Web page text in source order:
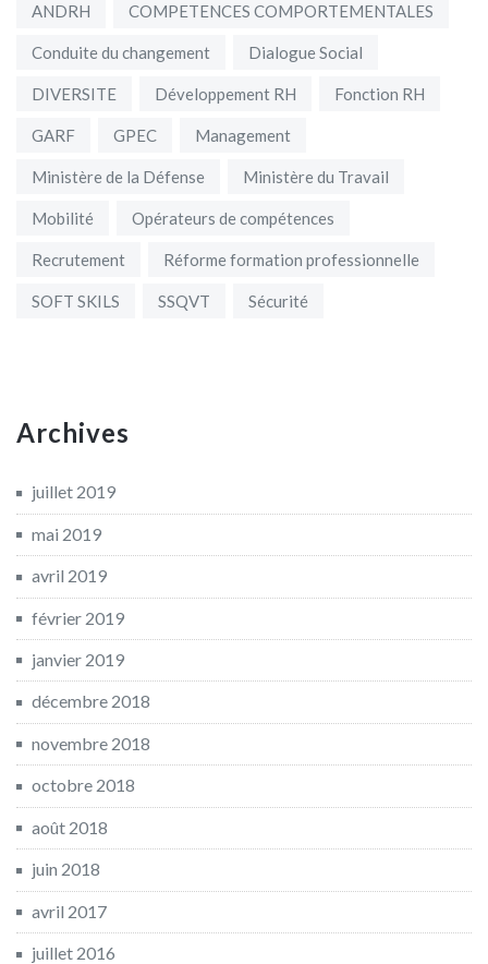
ANDRH COMPETENCES COMPORTEMENTALES
Conduite du changement Dialogue Social
DIVERSITE Développement RH Fonction RH
GARF GPEC Management
Ministère de la Défense Ministère du Travail
Mobilité Opérateurs de compétences
Recrutement Réforme formation professionnelle
SOFT SKILS SSQVT Sécurité
Archives
juillet 2019
mai 2019
avril 2019
février 2019
janvier 2019
décembre 2018
novembre 2018
octobre 2018
août 2018
juin 2018
avril 2017
juillet 2016